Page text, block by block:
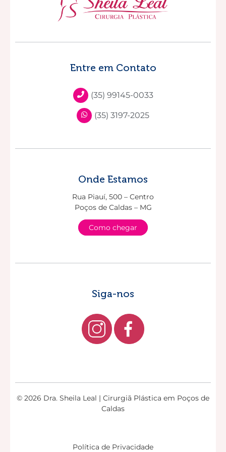
Entre em Contato
(35) 99145-0033
(35) 3197-2025
Onde Estamos
Rua Piauí, 500 – Centro
Poços de Caldas – MG
Como chegar
Siga-nos
© 2026 Dra. Sheila Leal | Cirurgiã Plástica em Poços de
Caldas
Política de Privacidade